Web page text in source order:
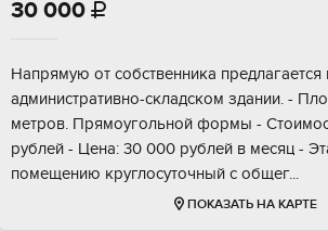
30 000 
Напрямую от собственника
административно-складском здании. -
метров. Прямоугольной формы -
рублей - Цена: 30 000 рублей в месяц -
помещению круглосуточный с общег...
ПОКАЗАТЬ НА КАРТЕ